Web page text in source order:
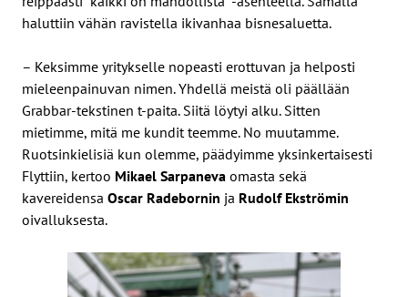
haluttiin vähän ravistella ikivanhaa bisnesaluetta.
– Keksimme yritykselle nopeasti erottuvan ja helposti
mieleenpainuvan nimen. Yhdellä meistä oli päällään
Grabbar-tekstinen t-paita. Siitä löytyi alku. Sitten
mietimme, mitä me kundit teemme. No muutamme.
Ruotsinkielisiä kun olemme, päädyimme yksinkertaisesti
Flyttiin, kertoo Mikael Sarpaneva omasta sekä
kavereidensa Oscar Radebornin ja Rudolf Ekströmin
oivalluksesta.